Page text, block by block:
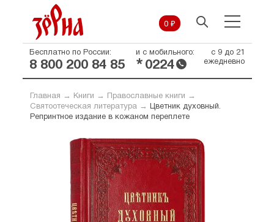
0 ₽
Бесплатно по России:
8 800 200 84 85
и с мобильного:
* 0224
с 9 до 21
ежедневно
Главная → Книги → Православные книги →
Святоотеческая литература→
Цветник духовный.
Репринтное издание в кожаном переплете